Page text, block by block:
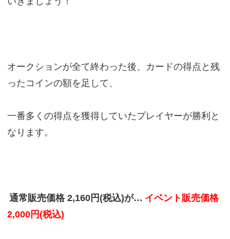
オークションが全て終わった後、カードの得点と残
ったコインの額を足して、
一番多くの得点を獲得していたプレイヤーが勝利と
なります。
通常販売価格 2,160円(税込)が… イベント販売価格
2,000円(税込)